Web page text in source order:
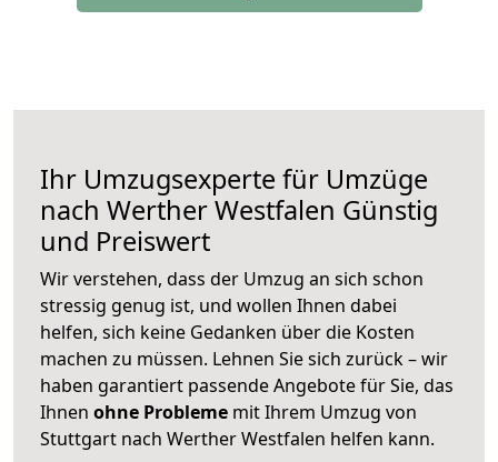
Ihr Umzugsexperte für Umzüge
nach Werther Westfalen Günstig
und Preiswert
Wir verstehen, dass der Umzug an sich schon
stressig genug ist, und wollen Ihnen dabei
helfen, sich keine Gedanken über die Kosten
machen zu müssen. Lehnen Sie sich zurück – wir
haben garantiert passende Angebote für Sie, das
Ihnen ohne Probleme mit Ihrem Umzug von
Stuttgart nach Werther Westfalen helfen kann.